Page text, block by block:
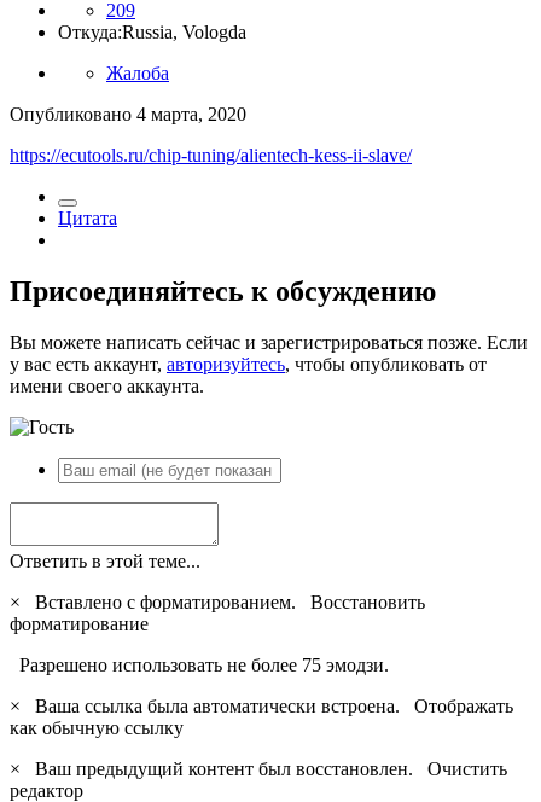
209
Откуда:Russia, Vologda
Жалоба
Опубликовано 4 марта, 2020
https://ecutools.ru/chip-tuning/alientech-kess-ii-slave/
Цитата
Присоединяйтесь к обсуждению
Вы можете написать сейчас и зарегистрироваться позже. Если
у вас есть аккаунт, авторизуйтесь, чтобы опубликовать от
имени своего аккаунта.
Ответить в этой теме...
×
Вставлено с форматированием. Восстановить
форматирование
Разрешено использовать не более 75 эмодзи.
×
Ваша ссылка была автоматически встроена. Отображать
как обычную ссылку
×
Ваш предыдущий контент был восстановлен. Очистить
редактор